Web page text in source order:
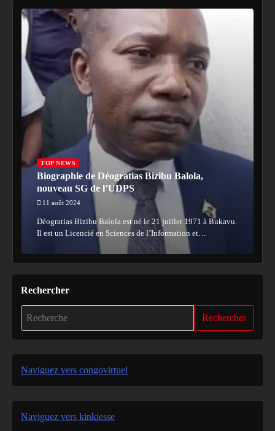
TOP NEWS
Biographie de Déogratias Bizibu Balola,
nouveau SG de l’UDPS
11 août 2024
Déogratias Bizibu Balola est né le 21 juillet 1971 à Bukavu.
Il est un Licencié en Sciences de l’Information et…
Rechercher
Rechercher
Naviguez vers congovirtuel
Naviguez vers kinkiesse